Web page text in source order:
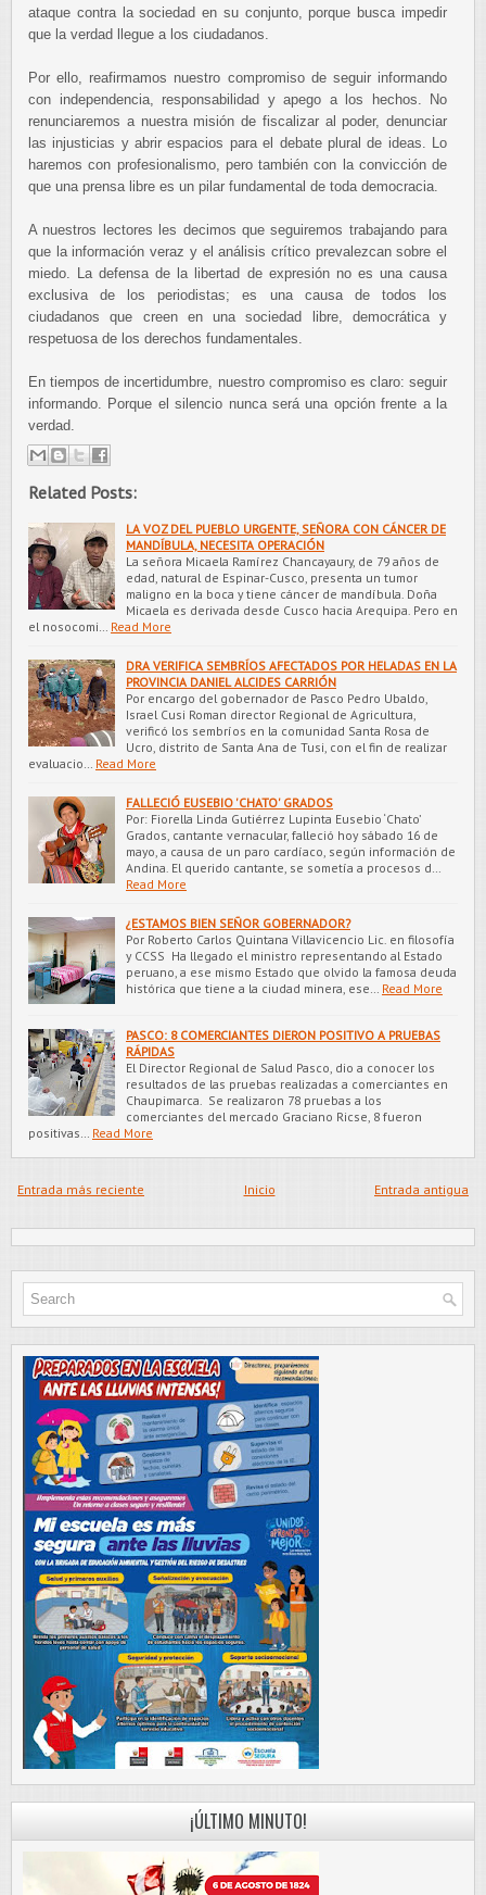
ataque contra la sociedad en su conjunto, porque busca impedir
que la verdad llegue a los ciudadanos.
Por ello, reafirmamos nuestro compromiso de seguir informando
con independencia, responsabilidad y apego a los hechos. No
renunciaremos a nuestra misión de fiscalizar al poder, denunciar
las injusticias y abrir espacios para el debate plural de ideas. Lo
haremos con profesionalismo, pero también con la convicción de
que una prensa libre es un pilar fundamental de toda democracia.
A nuestros lectores les decimos que seguiremos trabajando para
que la información veraz y el análisis crítico prevalezcan sobre el
miedo. La defensa de la libertad de expresión no es una causa
exclusiva de los periodistas; es una causa de todos los
ciudadanos que creen en una sociedad libre, democrática y
respetuosa de los derechos fundamentales.
En tiempos de incertidumbre, nuestro compromiso es claro: seguir
informando. Porque el silencio nunca será una opción frente a la
verdad.
Related Posts:
LA VOZ DEL PUEBLO URGENTE, SEÑORA CON CÁNCER DE
MANDÍBULA, NECESITA OPERACIÓN
La señora Micaela Ramírez Chancayaury, de 79 años de
edad, natural de Espinar-Cusco, presenta un tumor
maligno en la boca y tiene cáncer de mandíbula. Doña
Micaela es derivada desde Cusco hacia Arequipa. Pero en
el nosocomi…
Read More
DRA VERIFICA SEMBRÍOS AFECTADOS POR HELADAS EN LA
PROVINCIA DANIEL ALCIDES CARRIÓN
Por encargo del gobernador de Pasco Pedro Ubaldo,
Israel Cusi Roman director Regional de Agricultura,
verificó los sembríos en la comunidad Santa Rosa de
Ucro, distrito de Santa Ana de Tusi, con el fin de realizar
evaluacio…
Read More
FALLECIÓ EUSEBIO 'CHATO' GRADOS
Por: Fiorella Linda Gutiérrez Lupinta Eusebio ‘Chato’
Grados, cantante vernacular, falleció hoy sábado 16 de
mayo, a causa de un paro cardíaco, según información de
Andina. El querido cantante, se sometía a procesos d…
Read More
¿ESTAMOS BIEN SEÑOR GOBERNADOR?
Por Roberto Carlos Quintana Villavicencio Lic. en filosofía
y CCSS Ha llegado el ministro representando al Estado
peruano, a ese mismo Estado que olvido la famosa deuda
histórica que tiene a la ciudad minera, ese…
Read More
PASCO: 8 COMERCIANTES DIERON POSITIVO A PRUEBAS
RÁPIDAS
El Director Regional de Salud Pasco, dio a conocer los
resultados de las pruebas realizadas a comerciantes en
Chaupimarca. Se realizaron 78 pruebas a los
comerciantes del mercado Graciano Ricse, 8 fueron
positivas…
Read More
Entrada más reciente Entrada antigua
Inicio
¡ÚLTIMO MINUTO!